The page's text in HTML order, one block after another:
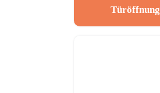
Türöffnung